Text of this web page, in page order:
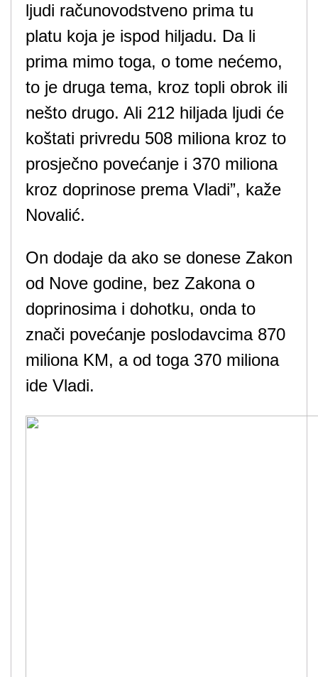
ljudi računovodstveno prima tu
platu koja je ispod hiljadu. Da li
prima mimo toga, o tome nećemo,
to je druga tema, kroz topli obrok ili
nešto drugo. Ali 212 hiljada ljudi će
koštati privredu 508 miliona kroz to
prosječno povećanje i 370 miliona
kroz doprinose prema Vladi”, kaže
Novalić.
On dodaje da ako se donese Zakon
od Nove godine, bez Zakona o
doprinosima i dohotku, onda to
znači povećanje poslodavcima 870
miliona KM, a od toga 370 miliona
ide Vladi.